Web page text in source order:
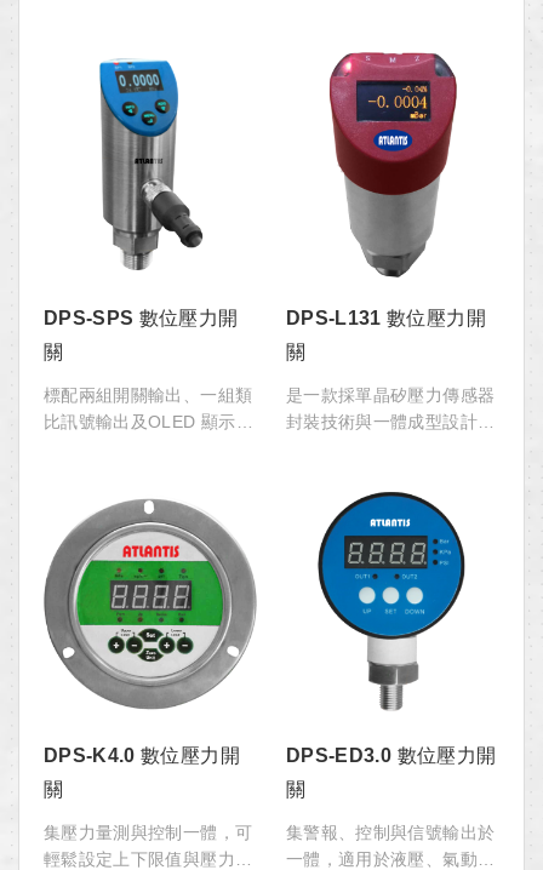
易於校準，適合應用於發電
廠、自來水、石油、化工、
工程等工業環境的壓力測
量、顯示和控制。
易於校準，適合應用於發電
廠、自來水、石油、化工、
工程等工業環境的壓力測
量、顯示和控制。
DPS-SPS 數位壓力開
關
標配兩組開關輸出、一組類
比訊號輸出及OLED 顯示螢
械製造、機床系統、液壓及
氣動系統等工業環境的液體
及氣體介質壓力量測、控制
與監測需求。
DPS-L131 數位壓力開
關
是一款採單晶矽壓力傳感器
封裝技術與一體成型設計的
接觸面，具機械隔離與熱隔
離等功能。DPS-L131 可應
用於極端化學環境、機械負
荷與電磁干擾等嚴苛的工業
壓力量測及控制需求。
DPS-K4.0 數位壓力開
關
集壓力量測與控制一體，可
輕鬆設定上下限值與壓力單
DPS-ED3.0 數位壓力開
關
集警報、控制與信號輸出於
一體，適用於液壓、氣動、